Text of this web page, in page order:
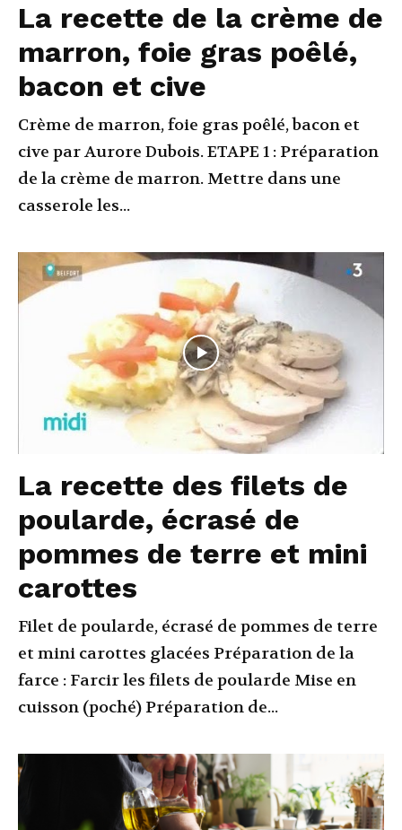
La recette de la crème de
marron, foie gras poêlé,
bacon et cive
Crème de marron, foie gras poêlé, bacon et
cive par Aurore Dubois. ETAPE 1 : Préparation
de la crème de marron. Mettre dans une
casserole les...
La recette des filets de
poularde, écrasé de
pommes de terre et mini
carottes
Filet de poularde, écrasé de pommes de terre
et mini carottes glacées Préparation de la
farce : Farcir les filets de poularde Mise en
cuisson (poché) Préparation de...